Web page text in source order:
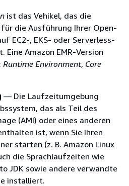
ist das Vehikel, das die
die Ausführung Ihrer Open-
EC2-, EKS- oder Serverless-
Amazon EMR-Version
Runtime Environment, Core
— Die Laufzeitumgebung
das als Teil des
(AMI) oder eines anderen
ist, wenn Sie Ihren
starten (z. B. Amazon Linux
die Sprachlaufzeiten wie
JDK sowie andere verwandte
installiert.